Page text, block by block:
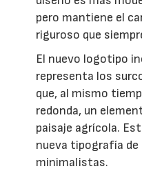
pero mantiene el
riguroso que
El nuevo logotipo
representa los
que, al mismo
redonda, un
paisaje agrícola.
nueva tipografía
minimalistas.